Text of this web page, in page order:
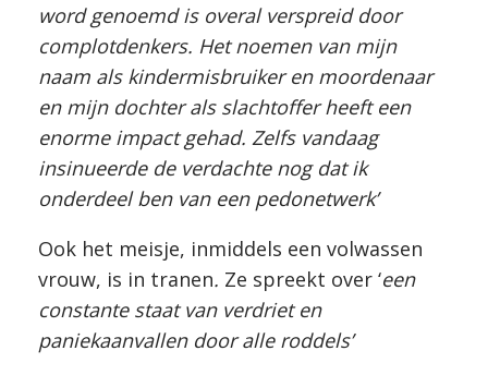
word genoemd is overal verspreid door
complotdenkers. Het noemen van mijn
naam als kindermisbruiker en moordenaar
en mijn dochter als slachtoffer heeft een
enorme impact gehad. Zelfs vandaag
insinueerde de verdachte nog dat ik
onderdeel ben van een pedonetwerk’
Ook het meisje, inmiddels een volwassen
vrouw, is in tranen. Ze spreekt over ‘een
constante staat van verdriet en
paniekaanvallen door alle roddels’